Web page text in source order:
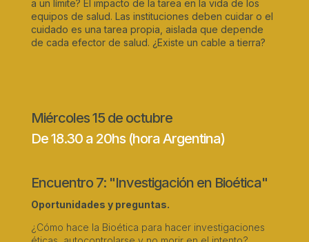
a un límite? El impacto de la tarea en la vida de los
equipos de salud. Las instituciones deben cuidar o el
cuidado es una tarea propia, aislada que depende
de cada efector de salud. ¿Existe un cable a tierra?
Miércoles 15 de octubre
De 18.30 a 20hs (hora Argentina)
Encuentro 7: "Investigación en Bioética"
Oportunidades y preguntas.
¿Cómo hace la Bioética para hacer investigaciones